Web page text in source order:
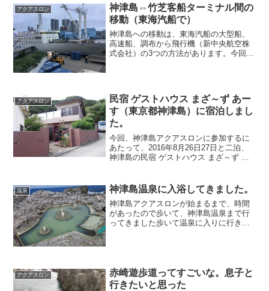
アクアスロン
神津島⇔竹芝客船ターミナル間の
移動（東海汽船で）
神津島への移動は、東海汽船の大型船、
高速船、調布から飛行機（新中央航空株
式会社）の3つの方法があります。今回、
乗り場モノレールで、羽...
アクアスロン
民宿 ゲストハウス まざ～ず あー
す（東京都神津島）に宿泊しまし
た。
今回、神津島アクアスロンに参加するに
あたって、2016年8月26日27日と二泊、
神津島の民宿 ゲストハウス まざ～ず あ
きます。シンプルに泊まれます場所は、
港...
温泉 神津島温泉に入浴してきました。
神津島アクアスロンが始まるまで、時間
があったので歩いて、神津島温泉まで行
ってきました歩いて温泉に入りに行きま
アクアスロン
赤崎遊歩道ってすごいな。息子と
行きたいと思った